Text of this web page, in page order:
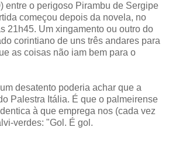
entre o perigoso Pirambu de Sergipe
começou depois da novela, no
21h45. Um xingamento ou outro do
corintiano de uns três andares para
as coisas não iam bem para o
desatento poderia achar que a
Palestra Itália. É que o palmeirense
à que emprega nos (cada vez
verdes: "Gol. É gol.